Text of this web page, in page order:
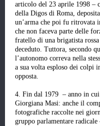
articolo del 23 aprile 1998 –
della Digos di Roma,
un’arma che poi fu ritrovata
che non faceva parte delle
fratello di una brigatista
deceduto. Tuttora, secondo
l’autonomo correva nella
a sua volta esploso dei colpi
opposta.
4. Fin dal 1979 – anno in cui
Giorgiana Masi: anche il
fotografiche raccolte nei
gruppo parlamentare